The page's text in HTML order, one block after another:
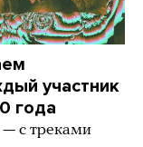
участник
года
— с треками